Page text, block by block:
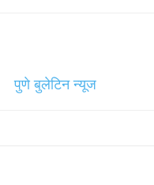
पुणे बुलेटिन न्यूज